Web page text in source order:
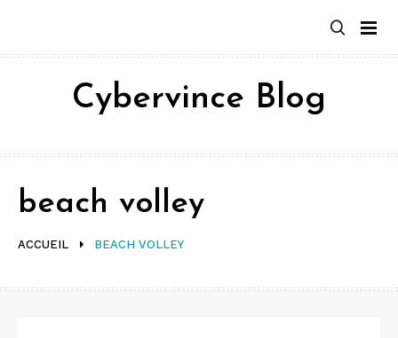
contenu
Cybervince Blog
ACCUEIL BEACH VOLLEY
beach volley